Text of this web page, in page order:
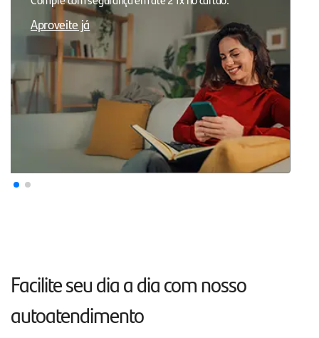
Aproveite já
Facilite seu dia a dia com nosso
autoatendimento